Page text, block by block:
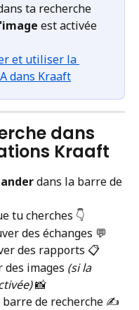
ta recherche
est activée
et utiliser la
dans Kraaft
dans
Kraaft
dans la barre de
tu cherches 👇
des échanges 💬
des rapports 📋
images (si la
📸
barre de recherche ✍️